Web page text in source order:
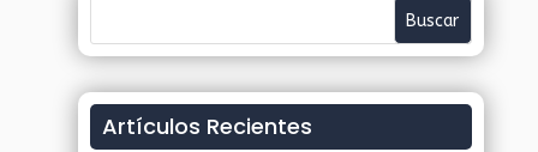
Artículos Recientes